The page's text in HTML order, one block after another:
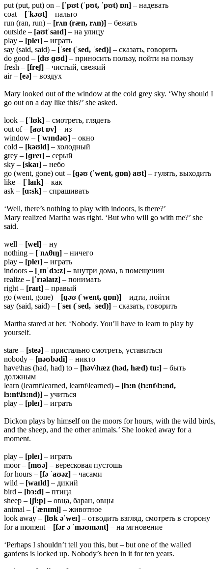
put (put, put) on – [ˈpʊt (ˈpʊt, ˈpʊt) ɒn] – надевать
coat – [ˈkəʊt] – пальто
run (ran, run) – [rʌn (ræn, rʌn)] – бежать
outside – [aʊtˈsaɪd] – на улицу
play – [pleɪ] – играть
say (said, said) – [ˈseɪ (ˈsed, ˈsed)] – сказать, говорить
do good – [dʊ ɡʊd] – приносить пользу, пойти на пользу
fresh – [freʃ] – чистый, свежий
air – [eə] – воздух
Mary looked out of the window at the cold grey sky. ‘Why should I
go out on a day like this?’ she asked.
look – [ˈlʊk] – смотреть, глядеть
out of – [aʊt ɒv] – из
window – [ˈwɪndəʊ] – окно
cold – [kəʊld] – холодный
grey – [ɡreɪ] – серый
sky – [skaɪ] – небо
go (went, gone) out – [ɡəʊ (ˈwent, ɡɒn) aʊt] – гулять, выходить
like – [ˈlaɪk] – как
ask – [ɑ:sk] – спрашивать
‘Well, there’s nothing to play with indoors, is there?’
Mary realized Martha was right. ‘But who will go with me?’ she
said.
well – [wel] – ну
nothing – [ˈnʌθɪŋ] – ничего
play – [pleɪ] – играть
indoors – [ˌɪnˈdɔ:z] – внутри дома, в помещении
realize – [ˈrɪəlaɪz] – понимать
right – [raɪt] – правый
go (went, gone) – [ɡəʊ (ˈwent, ɡɒn)] – идти, пойти
say (said, said) – [ˈseɪ (ˈsed, ˈsed)] – сказать, говорить
Martha stared at her. ‘Nobody. You’ll have to learn to play by
yourself.
stare – [steə] – пристально смотреть, уставиться
nobody – [nəʊbədi] – никто
have\has (had, had) to – [həv\hæz (həd, hæd) tu:] – быть
должным
learn (learnt\learned, learnt\learned) – [lɜ:n (lɜ:nt\lɜ:nd,
lɜ:nt\lɜ:nd)] – учиться
play – [pleɪ] – играть
Dickon plays by himself on the moors for hours, with the wild birds,
and the sheep, and the other animals.’ She looked away for a
moment.
play – [pleɪ] – играть
moor – [mʊə] – вересковая пустошь
for hours – [fə ˈaʊəz] – часами
wild – [waɪld] – дикий
bird – [bɜ:d] – птица
sheep – [ʃi:p] – овца, баран, овцы
animal – [ˈænɪml̩] – животное
look away – [lʊk əˈweɪ] – отводить взгляд, смотреть в сторону
for a moment – [fər ə ˈməʊmənt] – на мгновение
‘Perhaps I shouldn’t tell you this, but – but one of the walled
gardens is locked up. Nobody’s been in it for ten years.